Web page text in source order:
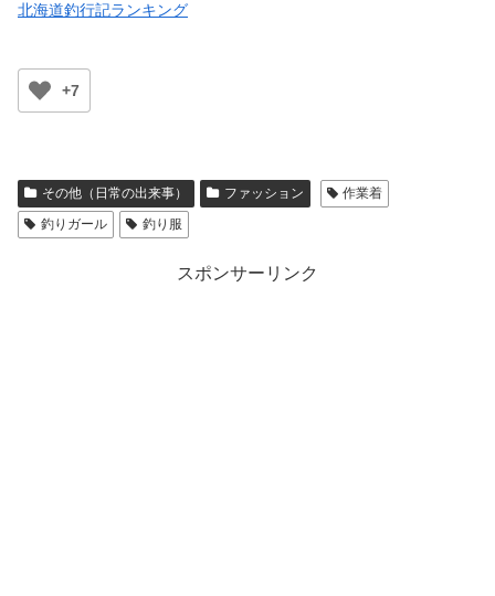
北海道釣行記ランキング
+7
その他（日常の出来事） ファッション
作業着
釣りガール
釣り服
スポンサーリンク